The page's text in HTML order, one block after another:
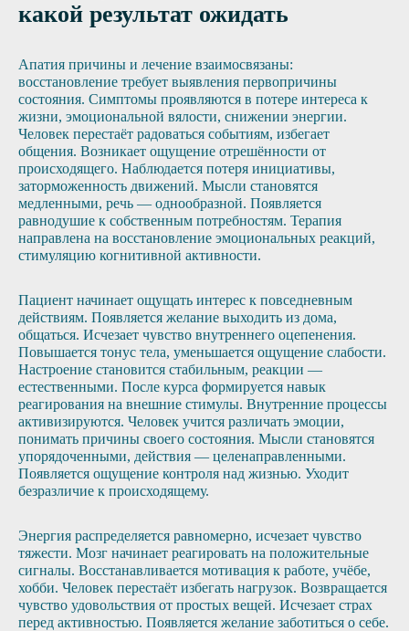
какой результат ожидать
Апатия причины и лечение взаимосвязаны:
восстановление требует выявления первопричины
состояния. Симптомы проявляются в потере интереса к
жизни, эмоциональной вялости, снижении энергии.
Человек перестаёт радоваться событиям, избегает
общения. Возникает ощущение отрешённости от
происходящего. Наблюдается потеря инициативы,
заторможенность движений. Мысли становятся
медленными, речь — однообразной. Появляется
равнодушие к собственным потребностям. Терапия
направлена на восстановление эмоциональных реакций,
стимуляцию когнитивной активности.
Пациент начинает ощущать интерес к повседневным
действиям. Появляется желание выходить из дома,
общаться. Исчезает чувство внутреннего оцепенения.
Повышается тонус тела, уменьшается ощущение слабости.
Настроение становится стабильным, реакции —
естественными. После курса формируется навык
реагирования на внешние стимулы. Внутренние процессы
активизируются. Человек учится различать эмоции,
понимать причины своего состояния. Мысли становятся
упорядоченными, действия — целенаправленными.
Появляется ощущение контроля над жизнью. Уходит
безразличие к происходящему.
Энергия распределяется равномерно, исчезает чувство
тяжести. Мозг начинает реагировать на положительные
сигналы. Восстанавливается мотивация к работе, учёбе,
хобби. Человек перестаёт избегать нагрузок. Возвращается
чувство удовольствия от простых вещей. Исчезает страх
перед активностью. Появляется желание заботиться о себе.